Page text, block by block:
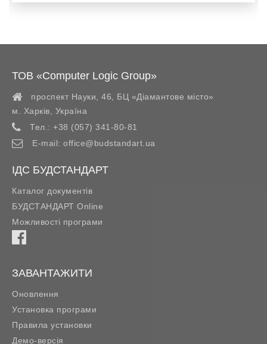
ТОВ «Computer Logic Group»
проспект Науки, 46, БЦ «Діамантове місто»
м. Харків
Україна
Тел.: +38 (057) 341-80-81
E-mail: office@budstandart.ua
ІДС БУДСТАНДАРТ
Каталог документів
БУДСТАНДАРТ Online
Можливості програми
ЗАВАНТАЖИТИ
Оновлення
Установка програми
Правила установки
Демо-версія